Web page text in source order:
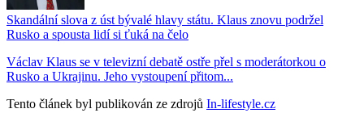
Skandální slova z úst bývalé hlavy státu. Klaus znovu podržel
Rusko a spousta lidí si ťuká na čelo
Václav Klaus se v televizní debatě ostře přel s moderátorkou o
Rusko a Ukrajinu. Jeho vystoupení přitom...
Tento článek byl publikován ze zdrojů In-lifestyle.cz